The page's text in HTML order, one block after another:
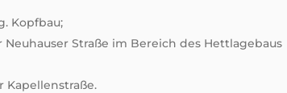
Kopfbau;
Straße im Bereich des Hettlagebaus
Kapellenstraße.